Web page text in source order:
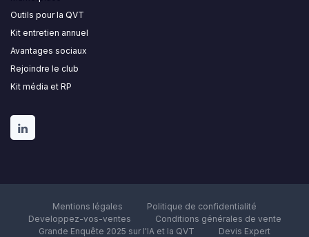
Outils pour la QVT
Kit entretien annuel
Avantages sociaux
Rejoindre le club
Kit média et RP
Mentions légales
Politique de confidentialité
Developpez-vos-ventes
Conditions générales de vente
Grande Enquête 2025 sur l'IA et la QVT
Devis Expert